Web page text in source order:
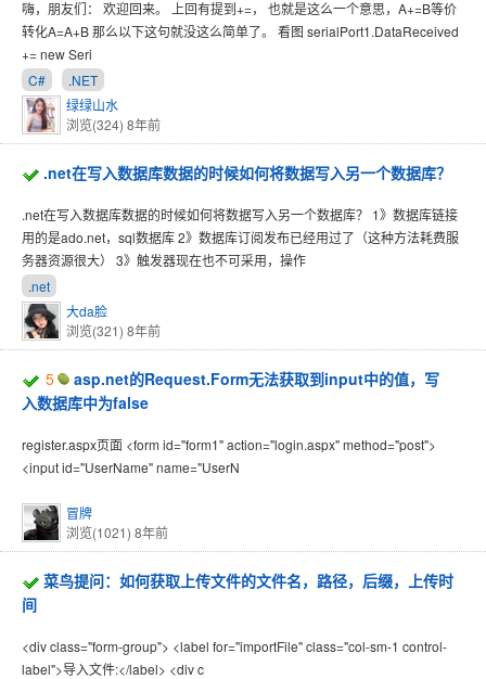
嗨，朋友们： 欢迎回来。 上回有提到+=， 也就是这么一个意思，A+=B等价
转化A=A+B 那么以下这句就没这么简单了。 看图 serialPort1.DataReceived
+= new Seri
C#
.NET
绿绿山水
浏览(324) 8年前
.net在写入数据库数据的时候如何将数据写入另一个数据库？
.net在写入数据库数据的时候如何将数据写入另一个数据库？ 1》数据库链接
用的是ado.net，sql数据库 2》数据库订阅发布已经用过了（这种方法耗费服
务器资源很大） 3》触发器现在也不可采用，操作
.net
大da脸
浏览(321) 8年前
5
asp.net的Request.Form无法获取到input中的值，写
入数据库中为false
register.aspx页面 <form id="form1" action="login.aspx" method="post">
<input id="UserName" name="UserN
冒牌
浏览(1021) 8年前
菜鸟提问：如何获取上传文件的文件名，路径，后缀，上传时
间
<div class="form-group"> <label for="importFile" class="col-sm-1 control-
label">导入文件:</label> <div c